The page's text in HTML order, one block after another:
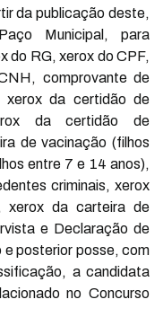
da publicação deste,
Municipal, para
do RG, xerox do CPF,
comprovante de
xerox da certidão de
da certidão de
de vacinação (filhos
entre 7 e 14 anos),
criminais, xerox
xerox da carteira de
e Declaração de
e posterior posse, com
a candidata
no Concurso